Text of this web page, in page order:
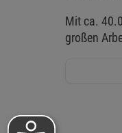
Mit ca.
großen